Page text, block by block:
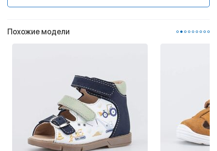
Похожие модели